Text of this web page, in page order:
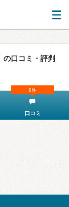
の口コミ・評判
口コミ
8件